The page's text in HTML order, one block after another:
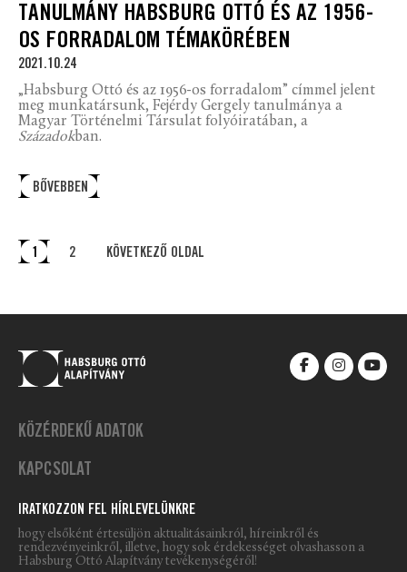
TANULMÁNY HABSBURG OTTÓ ÉS AZ 1956-
OS FORRADALOM TÉMAKÖRÉBEN
2021.10.24
„Habsburg Ottó és az 1956-os forradalom” címmel jelent
meg munkatársunk, Fejérdy Gergely tanulmánya a
Magyar Történelmi Társulat folyóiratában, a
Századokban.
BŐVEBBEN
1 2 KÖVETKEZŐ OLDAL
KÖZÉRDEKŰ ADATOK
KAPCSOLAT
IRATKOZZON FEL HÍRLEVELÜNKRE
hogy elsőként értesüljön aktualitásainkról, híreinkről és
rendezvényeinkről, illetve, hogy sok érdekességet olvashasson a
Habsburg Ottó Alapítvány tevékenységéről!